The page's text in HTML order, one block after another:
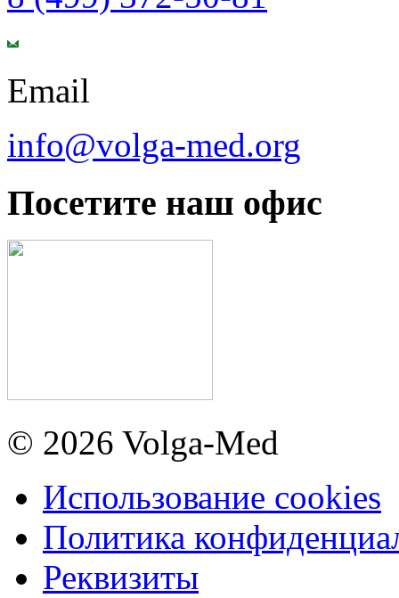
Email
info@volga-med.org
Посетите наш офис
© 2026 Volga-Med
Использование cookies
Политика
Реквизиты